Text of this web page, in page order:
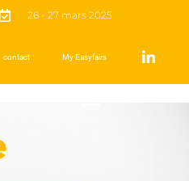
26 - 27 mars 2025
contact My Easyfairs